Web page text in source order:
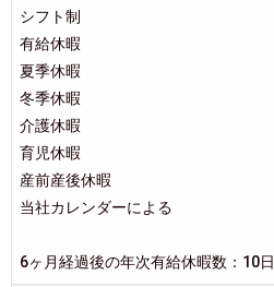
シフト制
有給休暇
夏季休暇
冬季休暇
介護休暇
育児休暇
産前産後休暇
当社カレンダーによる
6ヶ月経過後の年次有給休暇数：10日